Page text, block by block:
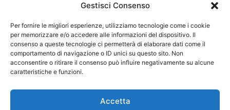
Gestisci Consenso
Per fornire le migliori esperienze, utilizziamo tecnologie come i cookie
per memorizzare e/o accedere alle informazioni del dispositivo. Il
consenso a queste tecnologie ci permetterà di elaborare dati come il
comportamento di navigazione o ID unici su questo sito. Non
acconsentire o ritirare il consenso può influire negativamente su alcune
caratteristiche e funzioni.
Accetta
Federazione Nazionale Degli Ordini dei Biologi:
codice fiscale 80069130583
Responsabile sito internet www.fnob.it: